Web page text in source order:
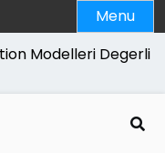
Menu
Modelleri Degerli